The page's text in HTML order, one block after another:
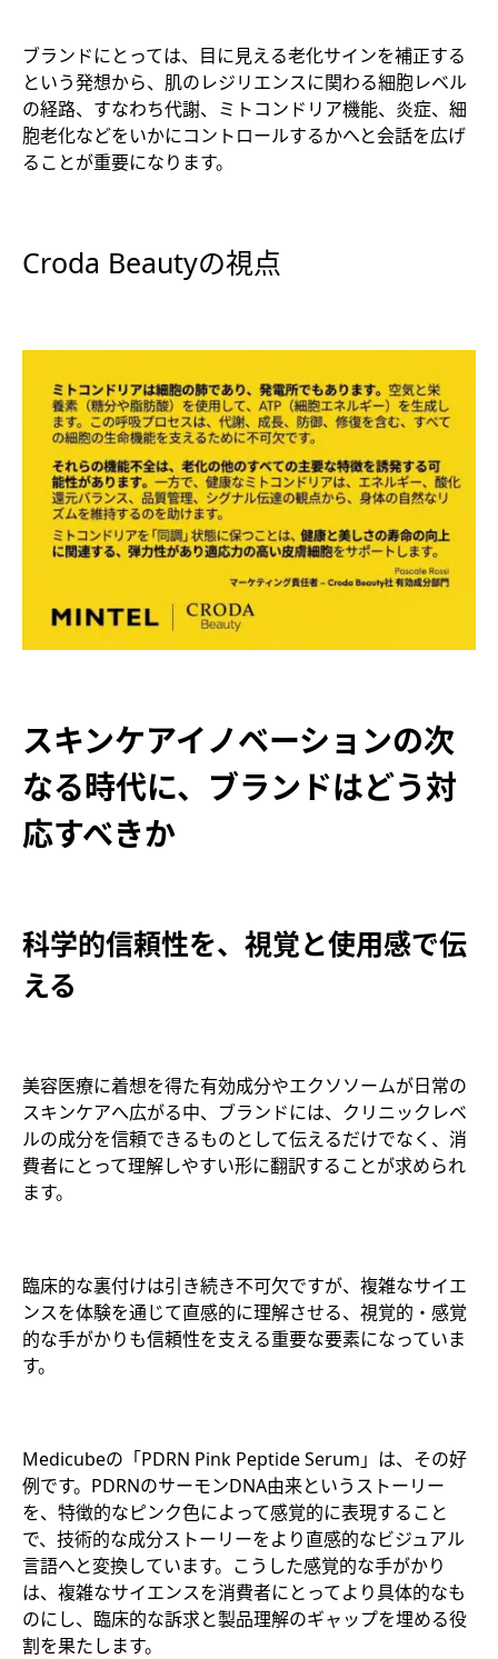
ブランドにとっては、目に見える老化サインを補正する
という発想から、肌のレジリエンスに関わる細胞レベル
の経路、すなわち代謝、ミトコンドリア機能、炎症、細
胞老化などをいかにコントロールするかへと会話を広げ
ることが重要になります。
Croda Beautyの視点
スキンケアイノベーションの次
なる時代に、ブランドはどう対
応すべきか
科学的信頼性を、視覚と使用感で伝
える
美容医療に着想を得た有効成分やエクソソームが日常の
スキンケアへ広がる中、ブランドには、クリニックレベ
ルの成分を信頼できるものとして伝えるだけでなく、消
費者にとって理解しやすい形に翻訳することが求められ
ます。
臨床的な裏付けは引き続き不可欠ですが、複雑なサイエ
ンスを体験を通じて直感的に理解させる、視覚的・感覚
的な手がかりも信頼性を支える重要な要素になっていま
す。
Medicubeの「PDRN Pink Peptide Serum」は、その好
例です。PDRNのサーモンDNA由来というストーリー
を、特徴的なピンク色によって感覚的に表現すること
で、技術的な成分ストーリーをより直感的なビジュアル
言語へと変換しています。こうした感覚的な手がかり
は、複雑なサイエンスを消費者にとってより具体的なも
のにし、臨床的な訴求と製品理解のギャップを埋める役
割を果たします。